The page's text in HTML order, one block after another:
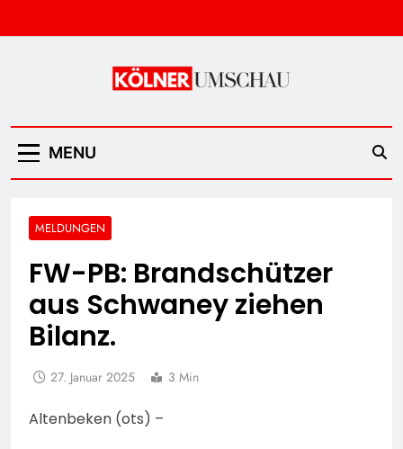
to
Kölner Umschau
MENU
MELDUNGEN
FW-PB: Brandschützer
aus Schwaney ziehen
Bilanz.
27. Januar 2025 3 Min
Altenbeken (ots) –